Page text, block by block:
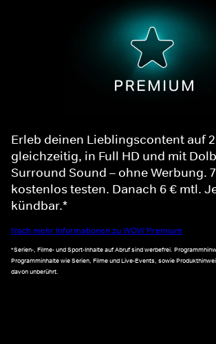
Erleb deinen Lieblingscontent auf
gleichzeitig, in Full HD und mit
Surround Sound – ohne Werbung.
kostenlos testen. Danach 6 € mtl.
kündbar.*
Noch mehr Informationen zu WOW Premium
*Serien-, Filme- und Sport-Inhalte auf Abruf sind werbefrei.
Programminhalte wie Serien, Filme und Live-Events, sowie
davon unberührt.